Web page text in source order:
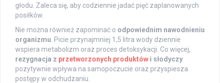
głodu. Zaleca się, aby codziennie jadać pięć zaplanowanych
posiłków.
Nie można również zapominać o odpowiednim nawodnieniu
organizmu . Picie przynajmniej 1,5 litra wody dziennie
wspiera metabolizm oraz proces detoksykacji. Co więcej,
rezygnacja z przetworzonych produktów i słodyczy
pozytywnie wpływa na samopoczucie oraz przyspiesza
postępy w odchudzaniu.